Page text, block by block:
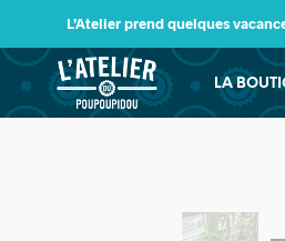
L’Atelier prend quelques
LA